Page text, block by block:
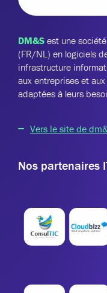
DM&S est une
(FR/NL) en logiciels
infrastructure
aux entreprises et
adaptées à leurs
Vers le site de
Nos partenaires